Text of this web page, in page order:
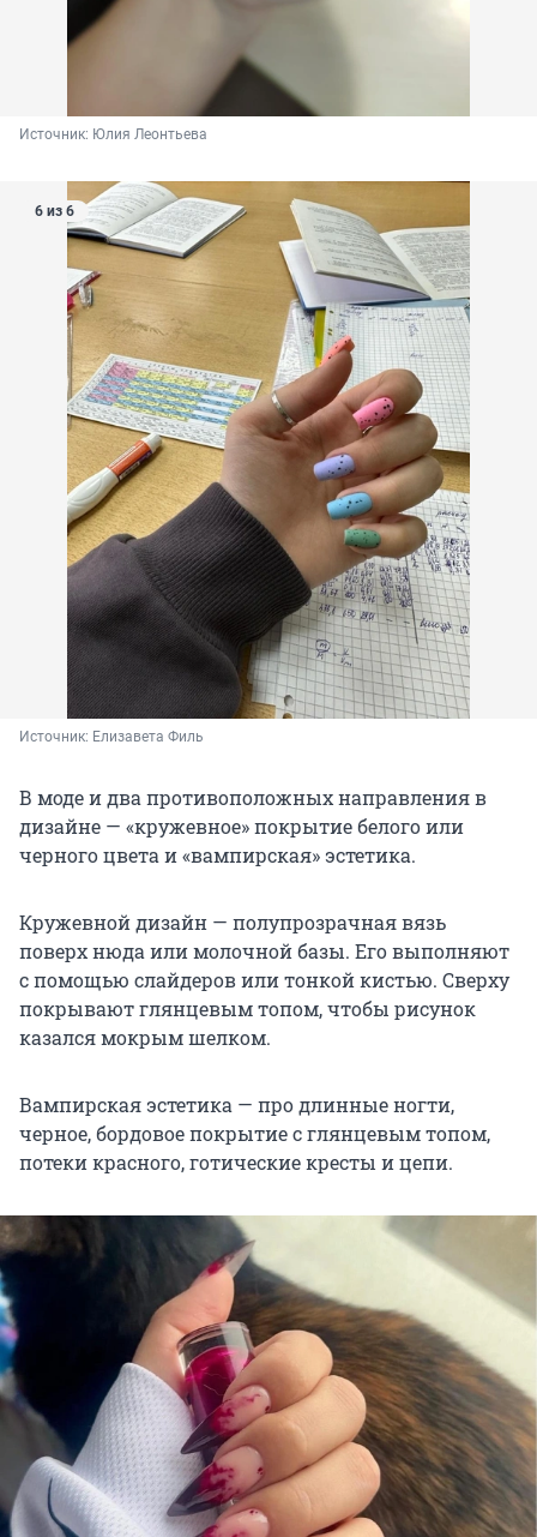
Источник: Юлия Леонтьева
6 из 6
Источник: Елизавета Филь
В моде и два противоположных направления в
дизайне — «кружевное» покрытие белого или
черного цвета и «вампирская» эстетика.
Кружевной дизайн — полупрозрачная вязь
поверх нюда или молочной базы. Его выполняют
с помощью слайдеров или тонкой кистью. Сверху
покрывают глянцевым топом, чтобы рисунок
казался мокрым шелком.
Вампирская эстетика — про длинные ногти,
черное, бордовое покрытие с глянцевым топом,
потеки красного, готические кресты и цепи.